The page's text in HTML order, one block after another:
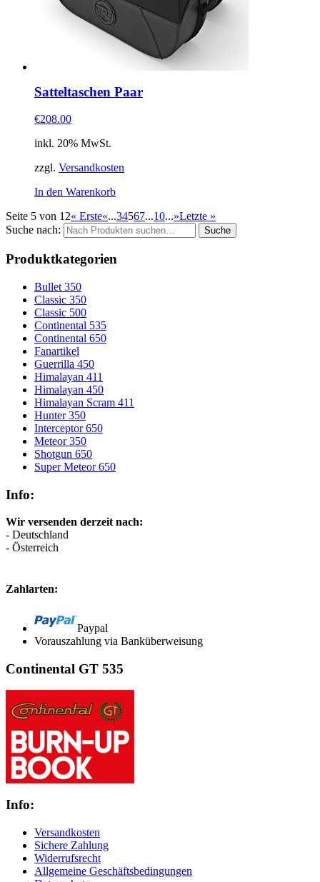
Satteltaschen Paar
€208.00
inkl. 20% MwSt.
zzgl. Versandkosten
In den Warenkorb
Seite 5 von 12« Erste«...34567...10...»Letzte »
Suche nach:
Produktkategorien
Bullet 350
Classic 350
Classic 500
Continental 535
Continental 650
Fanartikel
Guerrilla 450
Himalayan 411
Himalayan 450
Himalayan Scram 411
Hunter 350
Interceptor 650
Meteor 350
Shotgun 650
Super Meteor 650
Info:
Wir versenden derzeit nach:
- Deutschland
- Österreich
Zahlarten:
Paypal
Vorauszahlung via Banküberweisung
Continental GT 535
Info:
Versandkosten
Sichere Zahlung
Widerrufsrecht
Allgemeine Geschäftsbedingungen